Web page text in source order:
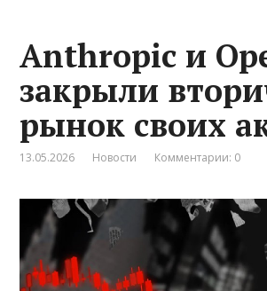
Anthropic и
закрыли
рынок своих
13.05.2026 Новости Комментарии: 0